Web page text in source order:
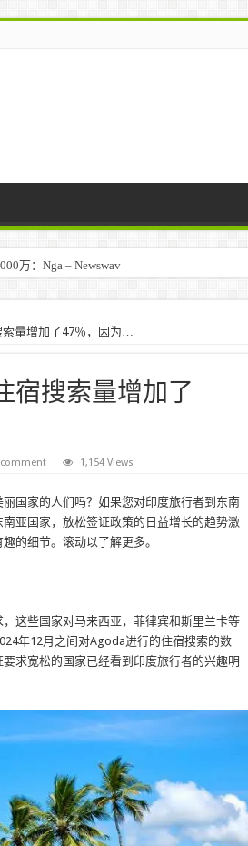
万：Nga – Newswav
索量增加了47％，因为…
宿搜索量增加了
comment 1,154 Views
国家的人们吗？如果您对印度旅行者到东南
亚国家，放松签证政策的日益增长的趋势激
的细节。滚动以了解更多。
这些国家对马来西亚，菲律宾和斯里兰卡等
年12月之间对Agoda进行的住宿搜索的数
求宽松的国家已经看到印度旅行者的兴趣明